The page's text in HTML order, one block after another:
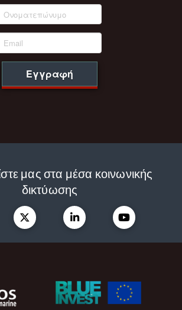
Εγγραφή
μας στα μέσα κοινωνικής
δικτύωσης